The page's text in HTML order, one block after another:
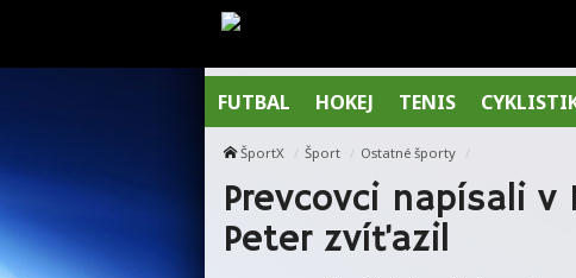
FUTBAL HOKEJ TENIS
ŠportX Šport Ostatné športy
Prevcovci napísali
Peter zvíťazil